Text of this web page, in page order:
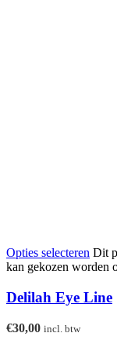
Opties selecteren Dit
kan gekozen worden
Delilah Eye Line
€30,00 incl. btw